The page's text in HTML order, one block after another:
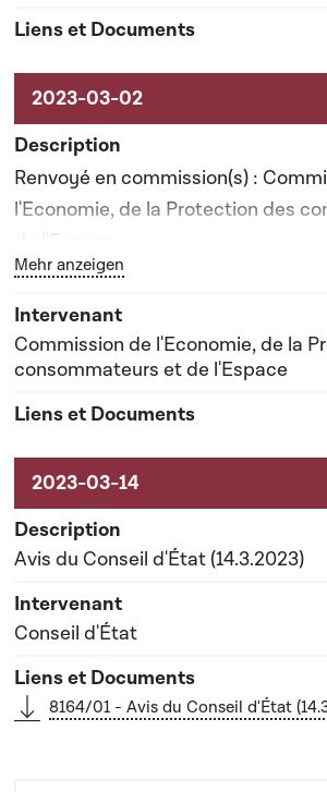
Renvoyé en commission(s) :
l'Economie, de la Protection des
de l'Espace
Date prévisionnelle du rapport de
03-2023
Bouton graphique servant à
Mehr anzeigen
Commission de l'Economie, de la
consommateurs et de l'Espace
Avis du Conseil d'État (14.3.2023)
Conseil d'État
8164/01 - Avis du Conseil d'État